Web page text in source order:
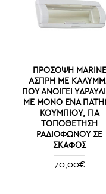
ΠΡΟΣΟΨΗ MARINE
ΑΣΠΡΗ ΜΕ
ΠΟΥ ΑΝΟΙΓΕΙ
ΜΕ ΜΟΝΟ ΕΝΑ
ΚΟΥΜΠΙΟΥ, ΓΙΑ
ΤΟΠΟΘΕΤΗΣΗ
ΡΑΔΙΟΦΩΝΟΥ ΣΕ
ΣΚΑΦΟΣ
70,00€